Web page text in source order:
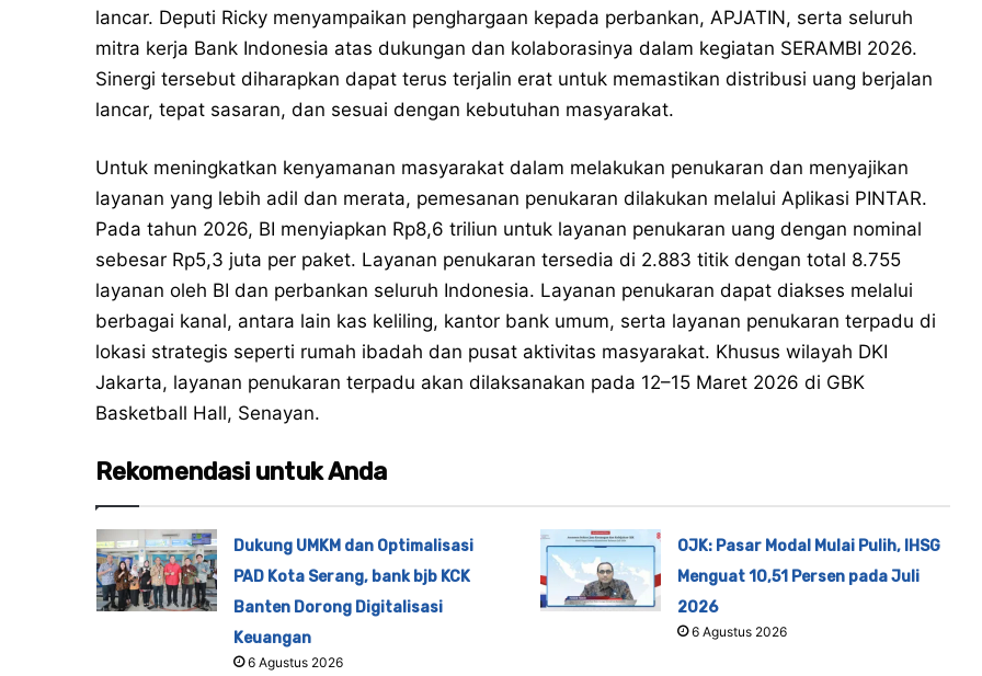
lancar. Deputi Ricky menyampaikan penghargaan kepada perbankan, APJATIN, serta seluruh
mitra kerja Bank Indonesia atas dukungan dan kolaborasinya dalam kegiatan SERAMBI 2026.
Sinergi tersebut diharapkan dapat terus terjalin erat untuk memastikan distribusi uang berjalan
lancar, tepat sasaran, dan sesuai dengan kebutuhan masyarakat.
Untuk meningkatkan kenyamanan masyarakat dalam melakukan penukaran dan menyajikan
layanan yang lebih adil dan merata, pemesanan penukaran dilakukan melalui Aplikasi PINTAR​.
Pada tahun 2026, BI menyiapkan Rp8,6 triliun untuk layanan penukaran uang dengan nominal
sebesar Rp5,3 juta per paket. Layanan penukaran tersedia di 2.883 titik dengan total 8.755
layanan oleh BI dan perbankan seluruh Indonesia. Layanan penukaran dapat diakses melalui
berbagai kanal, antara lain kas keliling, kantor bank umum, serta layanan penukaran terpadu di
lokasi strategis seperti rumah ibadah dan pusat aktivitas masyarakat. Khusus wilayah DKI
Jakarta, layanan penukaran terpadu akan dilaksanakan pada 12–15 Maret 2026 di GBK
Basketball Hall, Senayan.
Rekomendasi untuk Anda
Dukung UMKM dan Optimalisasi
PAD Kota Serang, bank bjb KCK
Banten Dorong Digitalisasi
Keuangan
6 Agustus 2026
OJK: Pasar Modal Mulai Pulih, IHSG
Menguat 10,51 Persen pada Juli
2026
6 Agustus 2026